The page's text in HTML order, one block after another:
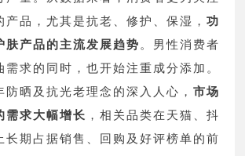
产品，尤其是抗老、修护、保湿，功
肤产品的主流发展趋势。男性消费者
求的同时，也开始注重成分添加。
防晒及抗光老理念的深入人心，市场
需求大幅增长 ，相关品类在天猫、抖
长期占据销售、回购及好评榜单的前